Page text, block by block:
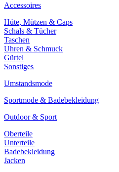
Accessoires
Hüte, Mützen & Caps
Schals & Tücher
Taschen
Uhren & Schmuck
Gürtel
Sonstiges
Umstandsmode
Sportmode & Badebekleidung
Outdoor & Sport
Oberteile
Unterteile
Badebekleidung
Jacken